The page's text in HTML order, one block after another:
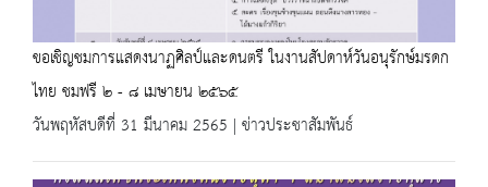
ขอเชิญชมการแสดงนาฏศิลป์และดนตรี ในงานสัปดาห์วันอนุรักษ์มรดก
ไทย ชมฟรี ๒ - ๘ เมษายน ๒๕๖๕
วันพฤหัสบดีที่ 31 มีนาคม 2565 | ข่าวประชาสัมพันธ์